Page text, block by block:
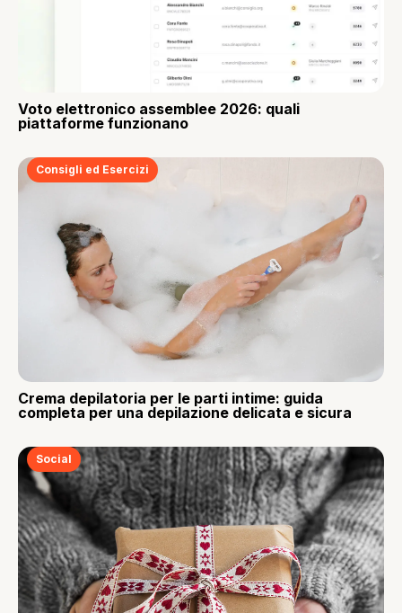
Voto elettronico assemblee 2026: quali
piattaforme funzionano
Consigli ed Esercizi
Crema depilatoria per le parti intime: guida
completa per una depilazione delicata e sicura
Social